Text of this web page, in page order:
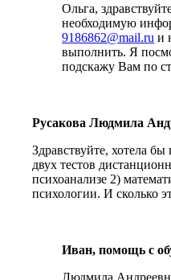
Ольга,
необходимую
9186862@mail.ru и
выполнить. Я
подскажу Вам по
Русакова Людмила
Здравствуйте, хотела
двух тестов
психоанализе 2)
психологии. И сколько
Иван, помощь с
Людмила